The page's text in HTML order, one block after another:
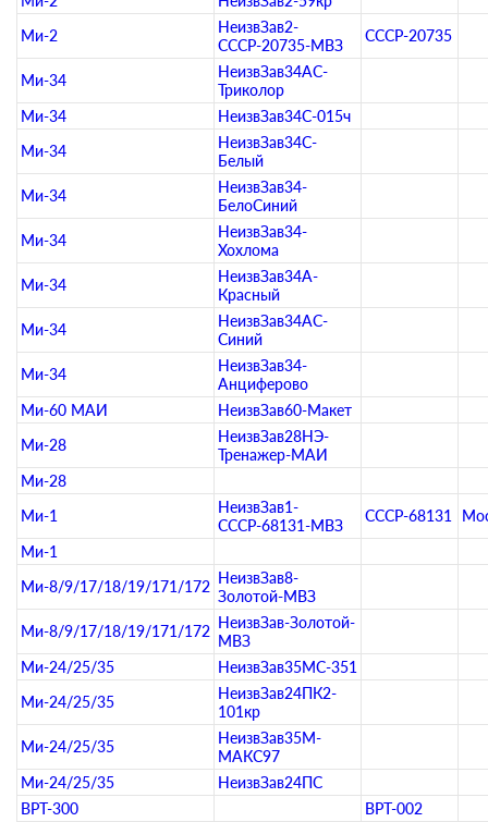
Ми-2
НеизвЗав2-
СССР-20735-МВЗ
СССР-20735
Ми-34
НеизвЗав34АС-
Триколор
Ми-34
НеизвЗав34С-015ч
Ми-34
НеизвЗав34С-
Белый
Ми-34
НеизвЗав34-
БелоСиний
Ми-34
НеизвЗав34-
Хохлома
Ми-34
НеизвЗав34А-
Красный
Ми-34
НеизвЗав34АС-
Синий
Ми-34
НеизвЗав34-
Анциферово
Ми-60 МАИ
НеизвЗав60-Макет
Ми-28
НеизвЗав28НЭ-
Тренажер-МАИ
Ми-28
Ми-1
НеизвЗав1-
СССР-68131-МВЗ
СССР-68131
Ми-1
Ми-8/9/17/18/19/171/172 НеизвЗав8-
Золотой-МВЗ
Ми-8/9/17/18/19/171/172 НеизвЗав-Золотой-
МВЗ
Ми-24/25/35
НеизвЗав35МС-351
Ми-24/25/35
НеизвЗав24ПК2-
101кр
Ми-24/25/35
НеизвЗав35М-
МАКС97
Ми-24/25/35
НеизвЗав24ПС
ВРТ-300
ВРТ-002